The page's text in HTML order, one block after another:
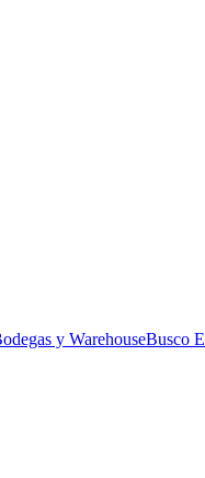
y WarehouseBusco